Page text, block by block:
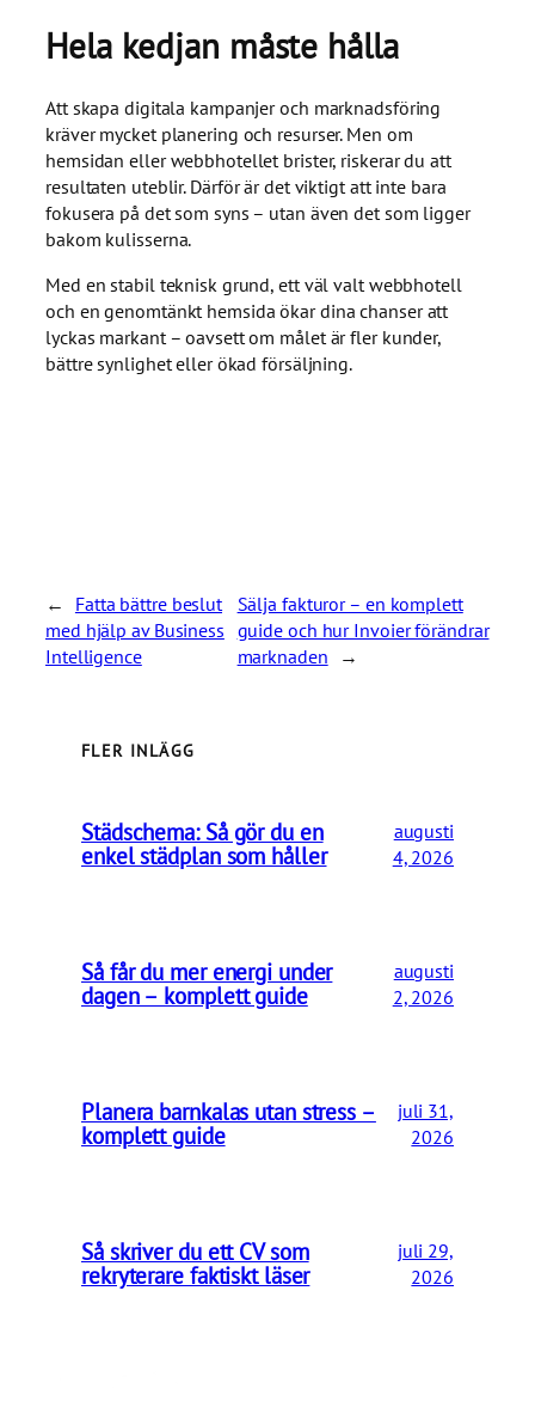
Hela kedjan måste hålla
Att skapa digitala kampanjer och marknadsföring
kräver mycket planering och resurser. Men om
hemsidan eller webbhotellet brister, riskerar du att
resultaten uteblir. Därför är det viktigt att inte bara
fokusera på det som syns – utan även det som ligger
bakom kulisserna.
Med en stabil teknisk grund, ett väl valt webbhotell
och en genomtänkt hemsida ökar dina chanser att
lyckas markant – oavsett om målet är fler kunder,
bättre synlighet eller ökad försäljning.
←
Fatta bättre beslut
med hjälp av Business
Intelligence
Sälja fakturor – en komplett
guide och hur Invoier förändrar
marknaden
→
FLER INLÄGG
Städschema: Så gör du en
enkel städplan som håller
augusti
4, 2026
Så får du mer energi under
dagen – komplett guide
augusti
2, 2026
Planera barnkalas utan stress –
komplett guide
juli 31,
2026
Så skriver du ett CV som
rekryterare faktiskt läser
juli 29,
2026